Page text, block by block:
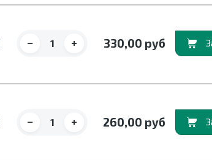
− + 330,00 рубВ корзину
− + 260,00 рубВ корзину